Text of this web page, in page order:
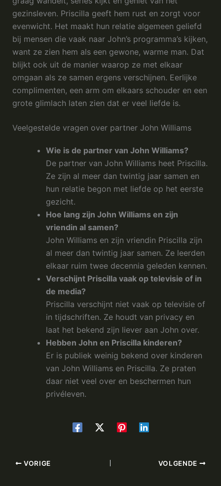
gezinsleven. Priscilla geeft hem rust en zorgt voor
evenwicht. Het maakt hun relatie algemeen geliefd
bij mensen die vaak naar John’s programma’s kijken,
want ze zien hem als een gewone, warme man. Dat
blijkt ook uit de manier waarop ze met elkaar
omgaan als ze samen ergens verschijnen. Eerlijke
complimenten, een arm om elkaars schouder en een
grote glimlach laten zien dat er veel liefde is.
Veelgestelde vragen over partner John Williams
Wie is de partner van John Williams?
De partner van John Williams heet Priscilla.
Ze zijn al meer dan twintig jaar samen en
hun relatie begon met liefde op het eerste
gezicht.
Hoe lang zijn John Williams en zijn
vriendin al samen?
John Williams en zijn vriendin Priscilla zijn
al meer dan twintig jaar samen. Ze leerden
elkaar ruim twee decennia geleden kennen.
Verschijnt Priscilla vaak op televisie of in
de media?
Priscilla verschijnt niet vaak op televisie of
in tijdschriften. Ze houdt van privacy en
laat het bekend zijn liever aan John over.
Hebben John en Priscilla kinderen?
Er is publiek weinig bekend over kinderen
van John Williams en Priscilla. Ze praten
daar niet veel over en beschermen hun
privéleven.
VORIGE VOLGENDE